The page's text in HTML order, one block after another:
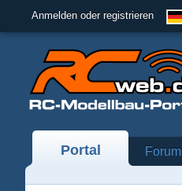
Anmelden oder registrieren
Portal Forum